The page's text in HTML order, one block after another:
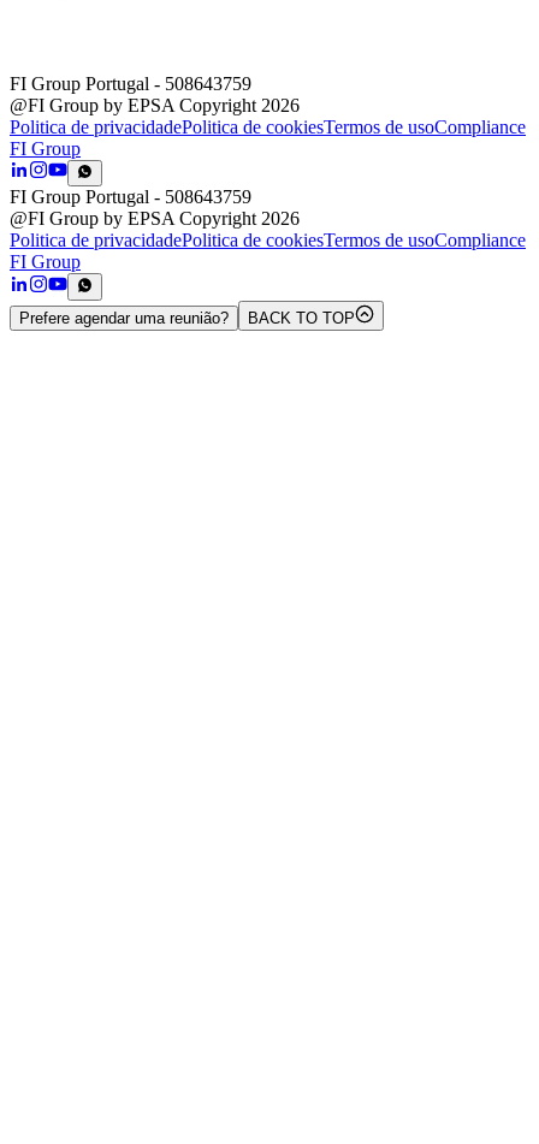
FI Group Portugal - 508643759
@FI Group by EPSA Copyright 2026
Politica de privacidadePolitica de cookiesTermos de usoCompliance
FI Group
FI Group Portugal - 508643759
@FI Group by EPSA Copyright 2026
Politica de privacidadePolitica de cookiesTermos de usoCompliance
FI Group
Prefere agendar uma reunião? BACK TO TOP